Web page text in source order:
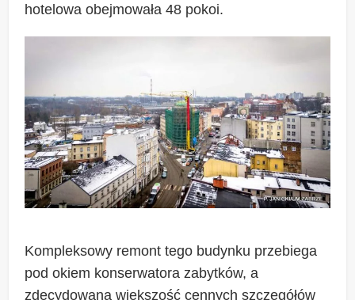
hotelowa obejmowała 48 pokoi.
Kompleksowy remont tego budynku przebiega
pod okiem konserwatora zabytków, a
zdecydowana większość cennych szczegółów